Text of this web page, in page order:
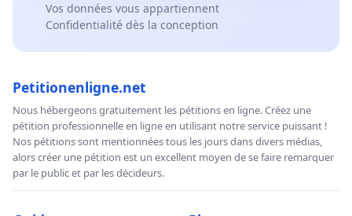
Vos données vous appartiennent
Confidentialité dès la conception
Petitionenligne.net
Nous hébergeons gratuitement les pétitions en ligne. Créez une
pétition professionnelle en ligne en utilisant notre service puissant !
Nos pétitions sont mentionnées tous les jours dans divers médias,
alors créer une pétition est un excellent moyen de se faire remarquer
par le public et par les décideurs.